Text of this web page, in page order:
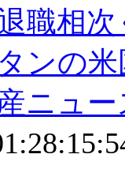
職相
ンの
ニュ